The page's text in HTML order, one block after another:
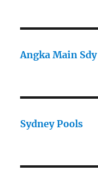
Angka Main Sdy
Sydney Pools